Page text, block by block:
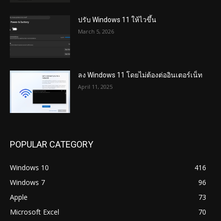
ปรับ Windows 11 ให้ไวขึ้น
March 5, 2026
ลง Windows 11 โดยไม่ต้องต่ออินเตอร์เน็ท
April 11, 2025
POPULAR CATEGORY
Windows 10
416
Windows 7
96
Apple
73
Microsoft Excel
70